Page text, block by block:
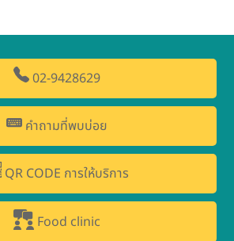
02-9428629
คำถามที่พบบ่อย
QR CODE การให้บริการ
Food clinic